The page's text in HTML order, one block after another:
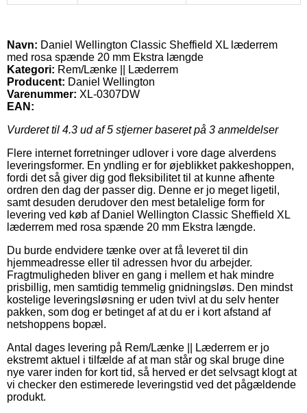
Navn: Daniel Wellington Classic Sheffield XL læderrem
med rosa spænde 20 mm Ekstra længde
Kategori: Rem/Lænke || Læderrem
Producent: Daniel Wellington
Varenummer: XL-0307DW
EAN:
Vurderet til 4.3 ud af 5 stjerner baseret på 3 anmeldelser
Flere internet forretninger udlover i vore dage alverdens
leveringsformer. En yndling er for øjeblikket pakkeshoppen,
fordi det så giver dig god fleksibilitet til at kunne afhente
ordren den dag der passer dig. Denne er jo meget ligetil,
samt desuden derudover den mest betalelige form for
levering ved køb af Daniel Wellington Classic Sheffield XL
læderrem med rosa spænde 20 mm Ekstra længde.
Du burde endvidere tænke over at få leveret til din
hjemmeadresse eller til adressen hvor du arbejder.
Fragtmuligheden bliver en gang i mellem et hak mindre
prisbillig, men samtidig temmelig gnidningsløs. Den mindst
kostelige leveringsløsning er uden tvivl at du selv henter
pakken, som dog er betinget af at du er i kort afstand af
netshoppens bopæl.
Antal dages levering på Rem/Lænke || Læderrem er jo
ekstremt aktuel i tilfælde af at man står og skal bruge dine
nye varer inden for kort tid, så herved er det selvsagt klogt at
vi checker den estimerede leveringstid ved det pågældende
produkt.